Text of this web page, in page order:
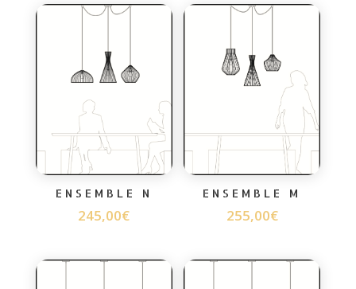
ENSEMBLE N
245,00€
ENSEMBLE M
255,00€